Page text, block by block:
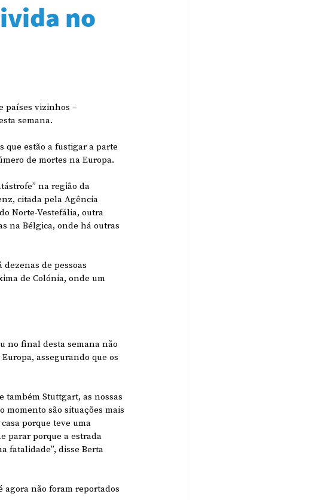
no
países vizinhos –
semana.
que estão a fustigar a parte
de mortes na Europa.
na região da
citada pela Agência
Norte-Vestefália, outra
na Bélgica, onde há outras
de pessoas
de Colónia, onde um
no final desta semana não
assegurando que os
também Stuttgart, as nossas
momento são situações mais
porque teve uma
parar porque a estrada
fatalidade”, disse Berta
agora não foram reportados